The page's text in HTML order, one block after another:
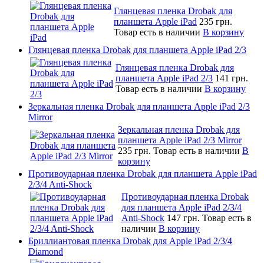
Глянцевая пленка Drobak для
планшета Apple iPad 235 грн.
Товар есть в наличии В корзину
Глянцевая пленка Drobak для планшета Apple iPad 2/3
Глянцевая пленка Drobak для
планшета Apple iPad 2/3 141 грн.
Товар есть в наличии В корзину
Зеркальная пленка Drobak для планшета Apple iPad 2/3
Mirror
Зеркальная пленка Drobak для
планшета Apple iPad 2/3 Mirror
235 грн. Товар есть в наличии В
корзину
Противоударная пленка Drobak для планшета Apple iPad
2/3/4 Anti-Shock
Противоударная пленка Drobak
для планшета Apple iPad 2/3/4
Anti-Shock 147 грн. Товар есть в
наличии В корзину
Бриллиантовая пленка Drobak для Apple iPad 2/3/4
Diamond